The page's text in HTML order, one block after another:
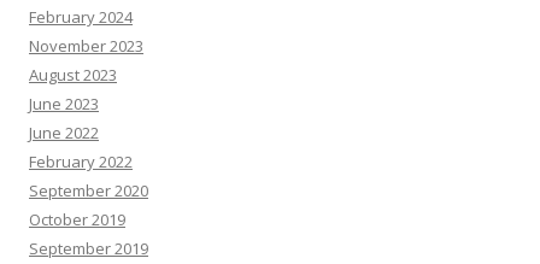
February 2024
November 2023
August 2023
June 2023
June 2022
February 2022
September 2020
October 2019
September 2019